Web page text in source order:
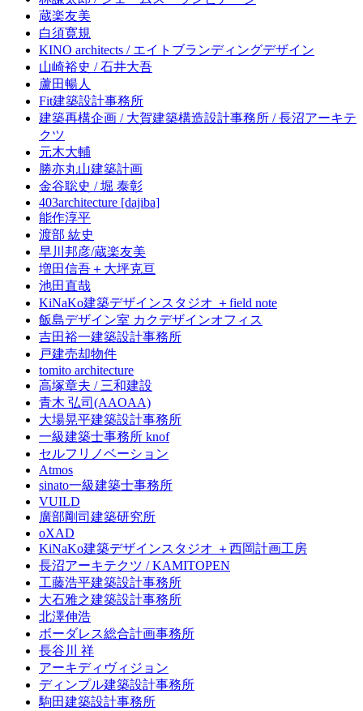
蔵楽友美
白須寛規
KINO architects / エイトブランディングデザイン
山崎裕史 / 石井大吾
蘆田暢人
Fit建築設計事務所
建築再構企画 / 大賀建築構造設計事務所 / 長沼アーキテ
クツ
元木大輔
勝亦丸山建築計画
金谷聡史 / 堀 泰彰
403architecture [dajiba]
能作淳平
渡部 紘史
早川邦彦/蔵楽友美
増田信吾＋大坪克亘
池田直哉
KiNaKo建築デザインスタジオ ＋field note
飯島デザイン室 カクデザインオフィス
吉田裕一建築設計事務所
戸建売却物件
tomito architecture
高塚章夫 / 三和建設
青木 弘司(AAOAA)
大場晃平建築設計事務所
一級建築士事務所 knof
セルフリノベーション
Atmos
sinato一級建築士事務所
VUILD
廣部剛司建築研究所
oXAD
KiNaKo建築デザインスタジオ ＋西岡計画工房
長沼アーキテクツ / KAMITOPEN
工藤浩平建築設計事務所
大石雅之建築設計事務所
北澤伸浩
ボーダレス総合計画事務所
長谷川 祥
アーキディヴィジョン
ディンプル建築設計事務所
駒田建築設計事務所